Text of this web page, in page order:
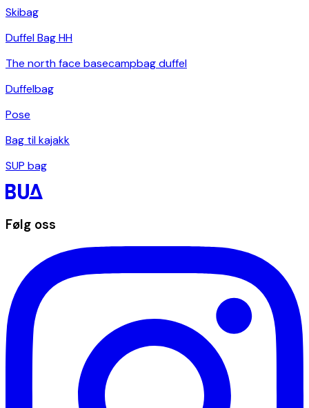
Skibag
Duffel Bag HH
The north face basecampbag duffel
Duffelbag
Pose
Bag til kajakk
SUP bag
Følg oss